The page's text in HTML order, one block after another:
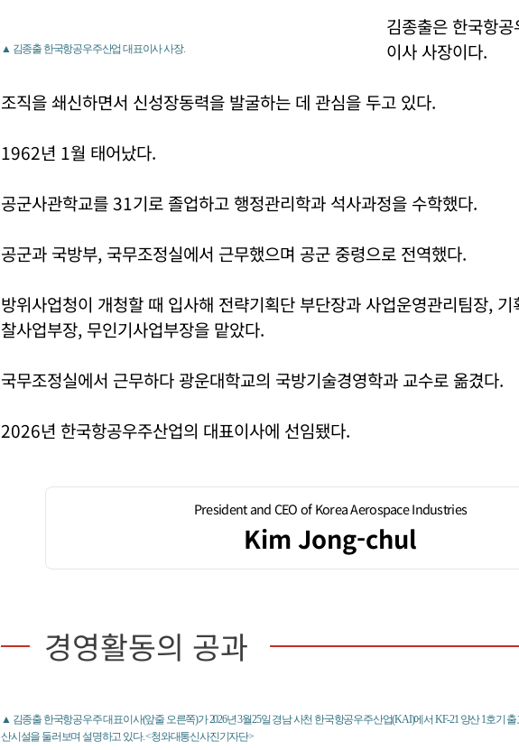
▲ 김종출 한국항공우주산업 대표이사 사장.
김종출은 한국항
이사 사장이다.
조직을 쇄신하면서 신성장동력을 발굴하는 데 관심을 두고 있다.
1962년 1월 태어났다.
공군사관학교를 31기로 졸업하고 행정관리학과 석사과정을 수학했다.
공군과 국방부, 국무조정실에서 근무했으며 공군 중령으로 전역했다.
방위사업청이 개청할 때 입사해 전략기획단 부단장과 사업운영관리팀장,
찰사업부장, 무인기사업부장을 맡았다.
국무조정실에서 근무하다 광운대학교의 국방기술경영학과 교수로 옮겼다.
2026년 한국항공우주산업의 대표이사에 선임됐다.
President and CEO of Korea Aerospace Industries
Kim Jong-chul
경영활동의 공과
▲ 김종출 한국항공우주 대표이사(앞줄 오른쪽)가 2026년 3월25일 경남 사천 한국항공우주산업(KAI)에서 KF-21 양산 1호기
산시설을 둘러보며 설명하고 있다. <청와대통신사진기자단>